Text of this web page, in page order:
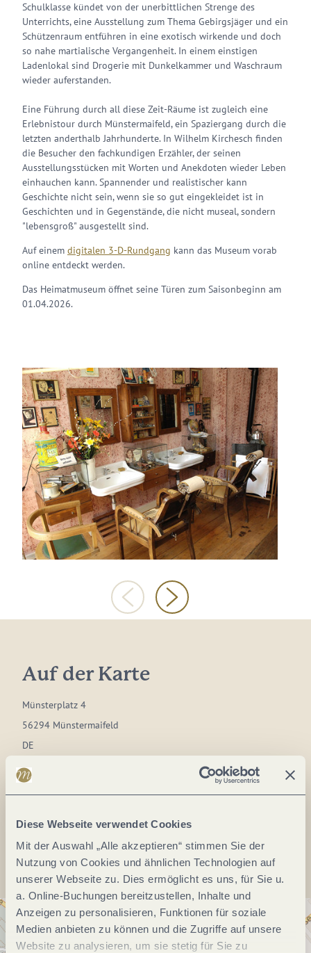
Diese Webseite verwendet Cookies
Mit der Auswahl „Alle akzeptieren“ stimmen Sie der
Nutzung von Cookies und ähnlichen Technologien auf
unserer Webseite zu. Dies ermöglicht es uns, für Sie u.
a. Online-Buchungen bereitzustellen, Inhalte und
Anzeigen zu personalisieren, Funktionen für soziale
Medien anbieten zu können und die Zugriffe auf unsere
Website zu analysieren, um sie stetig für Sie zu
Schulklasse kündet von der unerbittlichen Strenge des
Unterrichts, eine Ausstellung zum Thema Gebirgsjäger und ein
Schützenraum entführen in eine exotisch wirkende und doch
so nahe martialische Vergangenheit. In einem einstigen
Ladenlokal sind Drogerie mit Dunkelkammer und Waschraum
wieder auferstanden.
Eine Führung durch all diese Zeit-Räume ist zugleich eine
Erlebnistour durch Münstermaifeld, ein Spaziergang durch die
letzten anderthalb Jahrhunderte. In Wilhelm Kirchesch finden
die Besucher den fachkundigen Erzähler, der seinen
Ausstellungsstücken mit Worten und Anekdoten wieder Leben
einhauchen kann. Spannender und realistischer kann
Geschichte nicht sein, wenn sie so gut eingekleidet ist in
Geschichten und in Gegenstände, die nicht museal, sondern
"lebensgroß" ausgestellt sind.
Auf einem digitalen 3-D-Rundgang kann das Museum vorab
online entdeckt werden.
Das Heimatmuseum öffnet seine Türen zum Saisonbeginn am
01.04.2026.
Auf der Karte
Münsterplatz 4
56294 Münstermaifeld
DE
Webseite: www.muenstermaifeld.de/museen/heimatmuseum
Anreise planen